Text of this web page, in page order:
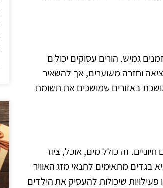
גמיש. הורים עסוקים יכולים
וחזרה משוערים, אך להשאיר
באזורים שמושכים את תשומת
זה כולל מים, אוכל, ציוד
בגדים מתאימים לתנאי מזג האוויר
שיכולות להעסיק את הילדים